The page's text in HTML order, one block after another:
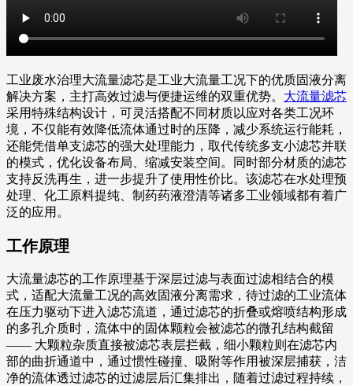
工业废水治理大流量滤芯是工业大流量工况下的优质固液分离
解决方案，主打高效过滤与便捷运维的双重优势。 大流量滤芯
采用特殊结构设计，可灵活搭配不同材质以应对各类工况环
境，不仅能有效降低流体通过时的压降，减少系统运行能耗，
还能凭借单支滤芯的强大处理能力，取代传统多支小滤芯并联
的模式，优化设备布局、缩减安装空间。同时部分材质的滤芯
支持反洗再生，进一步提升了使用性价比。该滤芯在水处理预
处理、化工原料提纯、制药药液澄清等诸多工业领域都有着广
泛的应用。
工作原理
大流量滤芯的工作原理基于深层过滤与表面过滤相结合的模
式，适配大流量工况的高效固液分离需求，待过滤的工业流体
在压力驱动下进入滤芯流道，通过滤芯的折叠或熔喷结构形成
的多孔介质时，流体中的固体颗粒会被滤芯的微孔结构截留
—— 大颗粒杂质直接被滤芯表层拦截，细小颗粒则在滤芯内
部的曲折通道中，通过惯性碰撞、吸附等作用被深层捕获，洁
净的流体透过滤芯的过滤层后汇集排出，随着过滤过程持续，